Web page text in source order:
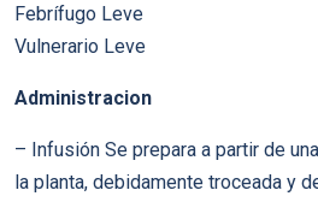
Febrífugo Leve
Vulnerario Leve
Administracion
– Infusión Se prepara a partir de
la planta, debidamente troceada y